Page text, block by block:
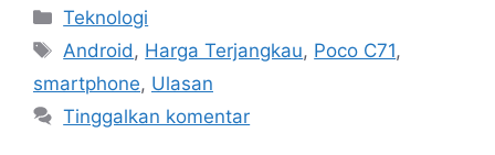
Kategori
Teknologi
Tag
Android , Harga Terjangkau, Poco C71,
smartphone, Ulasan
Tinggalkan komentar